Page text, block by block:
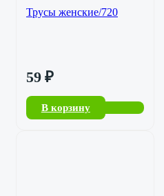
Трусы женские/720
59 ₽
В корзину